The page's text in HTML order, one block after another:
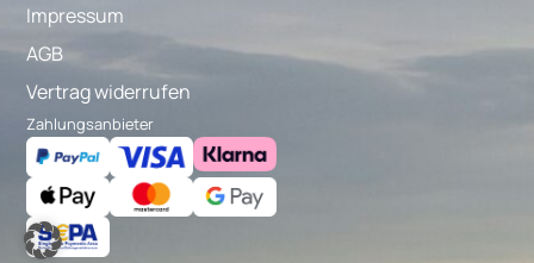
Impressum
AGB
Vertrag widerrufen
Zahlungsanbieter